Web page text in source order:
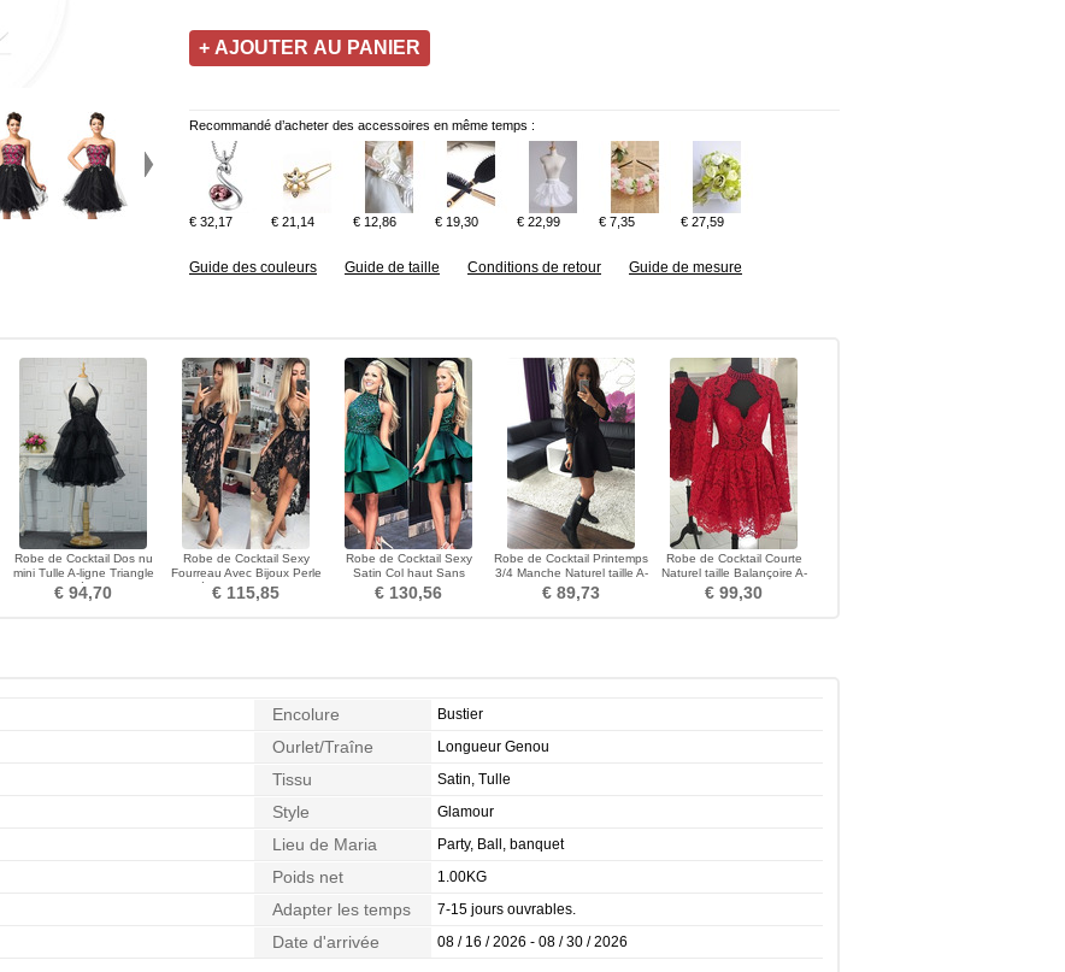
Recommandé d’acheter des accessoires en même temps :
€ 32,17 € 21,14 € 12,86 € 19,30 € 22,99 € 7,35 € 27,59
Guide des couleurs Guide de taille Conditions de retour Guide de mesure
Robe de Cocktail Dos nu
mini Tulle A-ligne Triangle
Inversé Perler
€ 94,70
Robe de Cocktail Sexy
Fourreau Avec Bijoux Perle
Asymétrique Sans Manches
€ 115,85
Robe de Cocktail Sexy
Satin Col haut Sans
Manches Courte Froid
€ 130,56
Robe de Cocktail Printemps
3/4 Manche Naturel taille A-
ligne Balançoire
€ 89,73
Robe de Cocktail Courte
Naturel taille Balançoire A-
ligne Manquant
€ 99,30
Encolure Bustier
Ourlet/Traîne Longueur Genou
Tissu Satin, Tulle
Style Glamour
Lieu de Maria Party, Ball, banquet
Poids net 1.00KG
Adapter les temps 7-15 jours ouvrables.
Date d'arrivée 08 / 16 / 2026 - 08 / 30 / 2026